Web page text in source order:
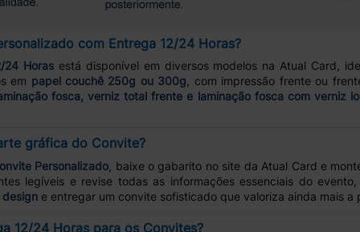
com Entrega 12/24 Horas?
24 Horas está disponível em diversos modelos na Atual Card,
em papel couchê 250g ou 300g, com impressão frente ou
fosca, verniz total frente e laminação fosca com verniz
gráfica do Convite?
Personalizado , baixe o gabarito no site da Atual Card e
legíveis e revise todas as informações essenciais do
e entregar um convite sofisticado que valoriza ainda mais a
12/24 Horas para os Convites?